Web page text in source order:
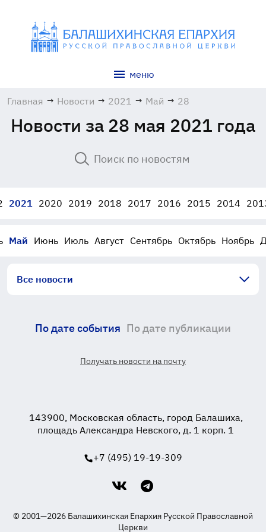
меню
Главная → Новости → 2021 → Май → 28
Новости за 28 мая 2021 года
2021 2020 2019 2018 2017 2016 2015 2014
Май Июнь Июль Август Сентябрь Октябрь Ноябрь
Все новости
По дате события По дате публикации
Получать новости на почту
143900, Московская область, город Балашиха,
площадь Александра Невского, д. 1 корп. 1
+7 (495) 19-19-309
© 2001—2026 Балашихинская Епархия Русской Православной
Церкви